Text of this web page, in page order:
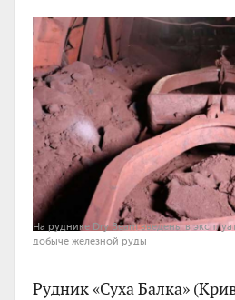
На руднике Dry Beam введены в
добыче железной руды
Рудник «Суха Балка»